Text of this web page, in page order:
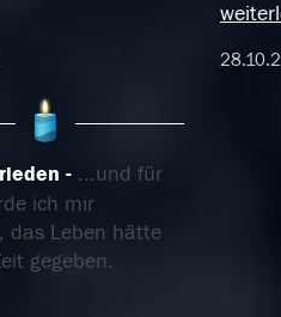
...und für
ich mir
das Leben hätte
gegeben.